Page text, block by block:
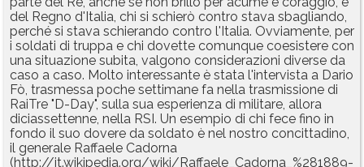
del Regno d'Italia, chi si schierò contro stava sbagliando,
perché si stava schierando contro l'Italia. Ovviamente, per
i soldati di truppa e chi dovette comunque coesistere con
una situazione subita, valgono considerazioni diverse da
caso a caso. Molto interessante è stata l'intervista a Dario
Fò, trasmessa poche settimane fa nella trasmissione di
RaiTre "D-Day", sulla sua esperienza di militare, allora
diciassettenne, nella RSI. Un esempio di chi fece fino in
fondo il suo dovere da soldato è nel nostro concittadino,
il generale Raffaele Cadorna
(http://it.wikipedia.org/wiki/Raffaele_Cadorna_%281889-